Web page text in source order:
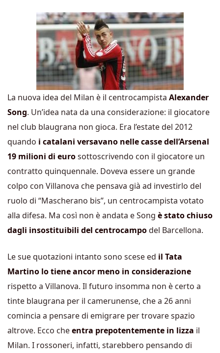
La nuova idea del Milan è il centrocampista Alexander
Song. Un’idea nata da una considerazione: il giocatore
nel club blaugrana non gioca. Era l’estate del 2012
quando i catalani versavano nelle casse dell’Arsenal
19 milioni di eurosottoscrivendo con il giocatore un
contratto quinquennale. Doveva essere un grande
colpo con Villanova che pensava già ad investirlo del
ruolo di “Mascherano bis”, un centrocampista votato
alla difesa. Ma così non è andata e Song è stato chiuso
dagli insostituibili del centrocampodel Barcellona.
Le sue quotazioni intanto sono scese ed il Tata
Martino lo tiene ancor meno in considerazione
rispetto a Villanova. Il futuro insomma non è certo a
tinte blaugrana per il camerunense, che a 26 anni
comincia a pensare di emigrare per trovare spazio
altrove. Ecco cheentra prepotentemente in lizza il
Milan. I rossoneri, infatti, starebbero pensando di